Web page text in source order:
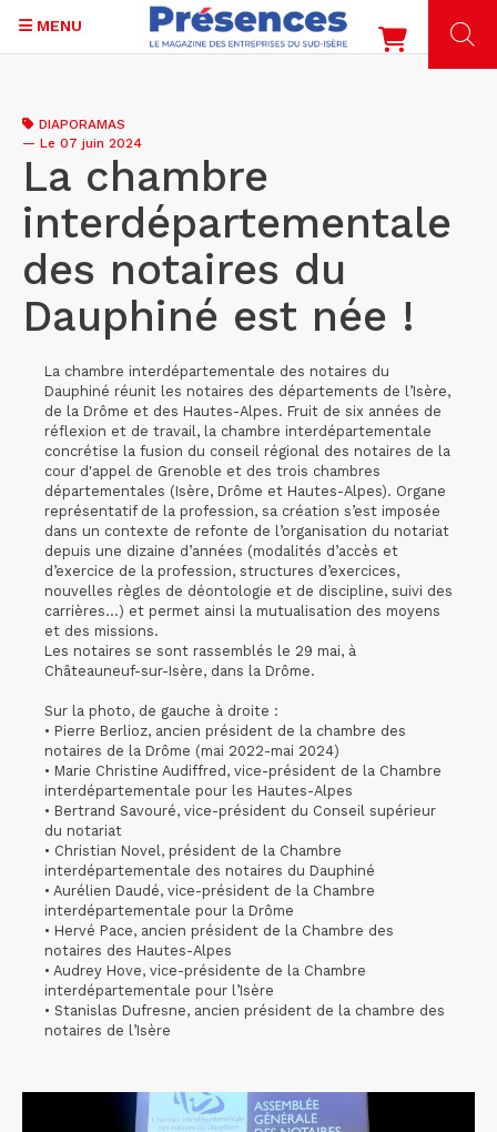
contenu
principal
MENU
DIAPORAMAS
— Le 07 juin 2024
La chambre
interdépartementale
des notaires du
Dauphiné est née !
La chambre interdépartementale des notaires du
Dauphiné réunit les notaires des départements de l’Isère,
de la Drôme et des Hautes-Alpes. Fruit de six années de
réflexion et de travail, la chambre interdépartementale
concrétise la fusion du conseil régional des notaires de la
cour d'appel de Grenoble et des trois chambres
départementales (Isère, Drôme et Hautes-Alpes). Organe
représentatif de la profession, sa création s’est imposée
dans un contexte de refonte de l’organisation du notariat
depuis une dizaine d’années (modalités d’accès et
d’exercice de la profession, structures d’exercices,
nouvelles règles de déontologie et de discipline, suivi des
carrières…) et permet ainsi la mutualisation des moyens
et des missions.
Les notaires se sont rassemblés le 29 mai, à
Châteauneuf-sur-Isère, dans la Drôme.
Sur la photo, de gauche à droite :
• Pierre Berlioz, ancien président de la chambre des
notaires de la Drôme (mai 2022-mai 2024)
• Marie Christine Audiffred, vice-président de la Chambre
interdépartementale pour les Hautes-Alpes
• Bertrand Savouré, vice-président du Conseil supérieur
du notariat
• Christian Novel, président de la Chambre
interdépartementale des notaires du Dauphiné
• Aurélien Daudé, vice-président de la Chambre
interdépartementale pour la Drôme
• Hervé Pace, ancien président de la Chambre des
notaires des Hautes-Alpes
• Audrey Hove, vice-présidente de la Chambre
interdépartementale pour l’Isère
• Stanislas Dufresne, ancien président de la chambre des
notaires de l’Isère